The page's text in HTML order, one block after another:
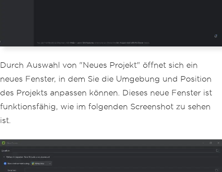
Durch Auswahl von "Neues Projekt" öffnet sich ein
neues Fenster, in dem Sie die Umgebung und Position
des Projekts anpassen können. Dieses neue Fenster ist
funktionsfähig, wie im folgenden Screenshot zu sehen
ist.